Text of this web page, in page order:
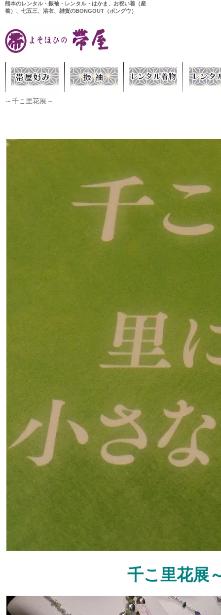
熊本のレンタル・振袖・レンタル・はかま、お祝い着（産
着）、七五三、浴衣、雑貨のBONGOUT（ボングウ）
～千こ里花展～
千こ里花展